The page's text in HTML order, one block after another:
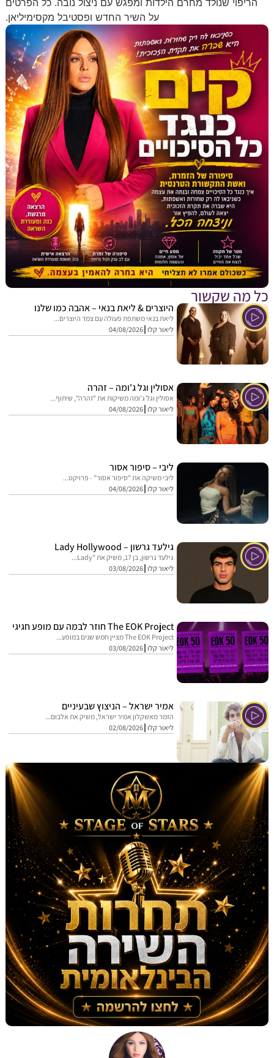
שנולד מחרם הילדות ומפגש עם ניצול נובה. כל הפרטים
על השיר החדש ופסטיבל מקסימיליאן.
שקשור
היוצרים & ליאת בנאי – אהבה כמו שלנו
ליאת בנאי משתפת פעולה עם צמד היוצרים...
ליאור קלו 04/08/2026
אסולין וגל ג'ומה – זהרה
אסולין וגל ג'ומה משיקות את "זהרה", שיתוף...
ליאור קלו 04/08/2026
ליבי – סיפור אסור
ליבי משיקה את "סיפור אסור" - פרויקט...
ליאור קלו 04/08/2026
גילעד גרשון – Lady Hollywood
גילעד גרשון, בן 17, משיק את "Lady...
ליאור קלו 03/08/2026
The EOK Project חוזר לבמה עם מופע חגיגי
The EOK Project מציין חמש שנים במופע...
ליאור קלו 03/08/2026
אמיר ישראל – הניצוץ שבעיניים
הזמר מאשקלון אמיר ישראל, משיק את אלבום...
ליאור קלו 02/08/2026